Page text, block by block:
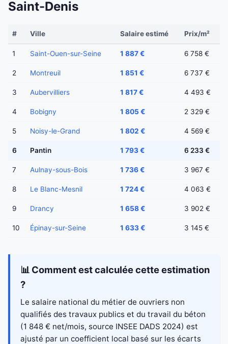
Saint-Denis
# Ville Salaire estimé Prix/m²
1 Saint-Ouen-sur-Seine 1 887 € 6 758 €
2 Montreuil 1 851 € 6 737 €
3 Aubervilliers 1 817 € 4 493 €
4 Bobigny 1 805 € 2 329 €
5 Noisy-le-Grand 1 802 € 4 569 €
6 Pantin 1 793 € 6 233 €
7 Aulnay-sous-Bois 1 736 € 3 967 €
8 Le Blanc-Mesnil 1 724 € 4 063 €
9 Drancy 1 658 € 3 902 €
10 Épinay-sur-Seine 1 633 € 3 145 €
📊 Comment est calculée cette estimation
?
Le salaire national du métier de ouvriers non
qualifiés des travaux publics et du travail du béton
(1 848 € net/mois, source INSEE DADS 2024) est
ajusté par un coefficient local basé sur les écarts